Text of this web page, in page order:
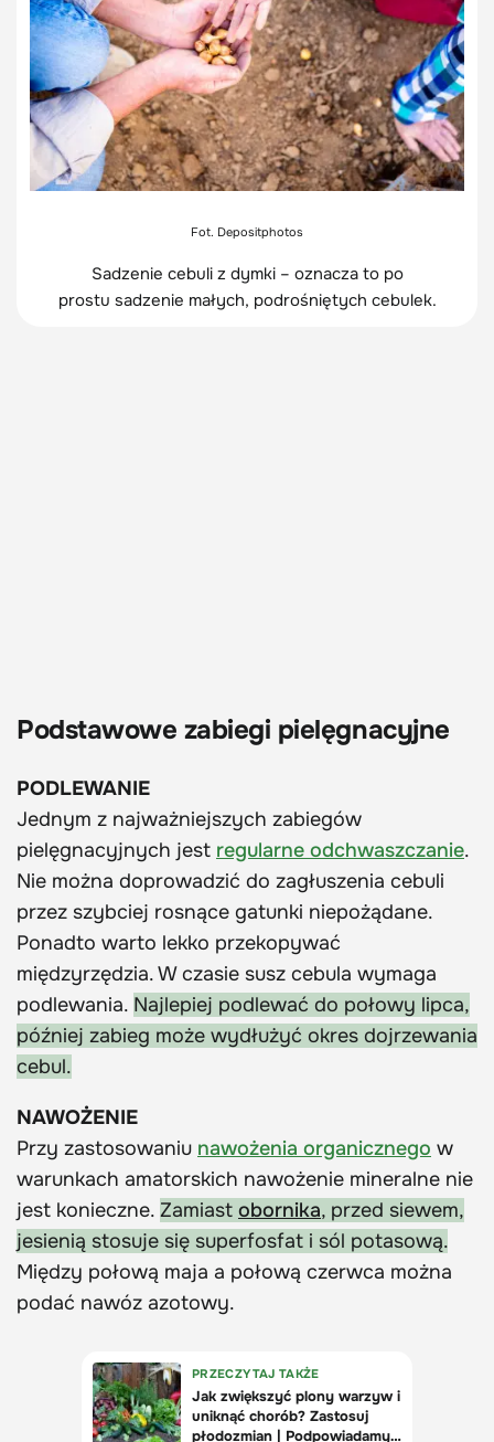
Fot. Depositphotos
Sadzenie cebuli z dymki – oznacza to po
prostu sadzenie małych, podrośniętych cebulek.
Podstawowe zabiegi pielęgnacyjne
PODLEWANIE
Jednym z najważniejszych zabiegów
pielęgnacyjnych jest regularne odchwaszczanie.
Nie można doprowadzić do zagłuszenia cebuli
przez szybciej rosnące gatunki niepożądane.
Ponadto warto lekko przekopywać
międzyrzędzia. W czasie susz cebula wymaga
podlewania. Najlepiej podlewać do połowy lipca,
później zabieg może wydłużyć okres dojrzewania
cebul.
NAWOŻENIE
Przy zastosowaniu nawożenia organicznego w
warunkach amatorskich nawożenie mineralne nie
jest konieczne. Zamiast obornika, przed siewem,
jesienią stosuje się superfosfat i sól potasową.
Między połową maja a połową czerwca można
podać nawóz azotowy.